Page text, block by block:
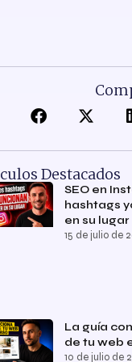
Destacados
SEO en
hashtags
en su lugar
15 de julio de
La guía
de tu web
10 de julio de